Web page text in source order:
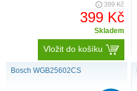
399 Kč
399 Kč
Skladem
Vložit do košíku
Bosch WGB25602CS